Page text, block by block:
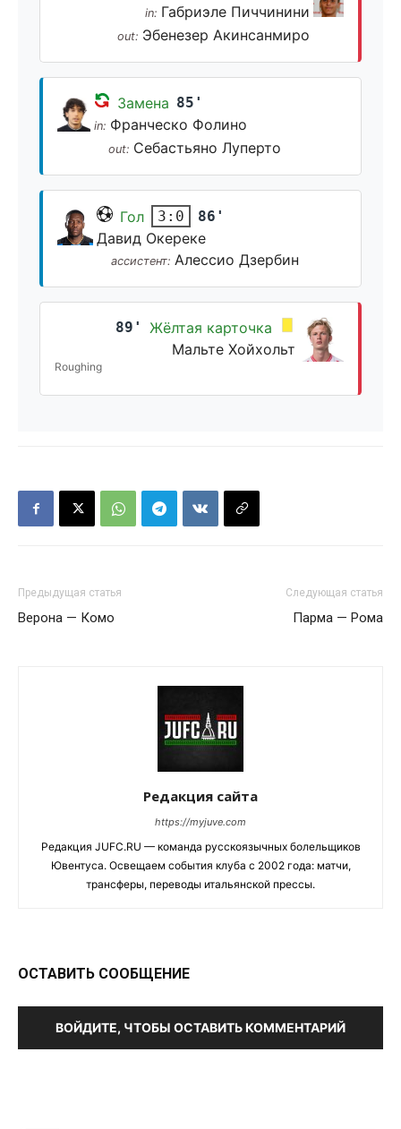
in: Габриэле Пиччинини
out: Эбенезер Акинсанмиро
Замена 85'
in: Франческо Фолино
out: Себастьяно Луперто
Гол 3:0 86'
Давид Окереке
ассистент:Алессио Дзербин
89'
Жёлтая карточка
Мальте Хойхольт
Roughing
Предыдущая статья
Верона — Комо
Следующая статья
Парма — Рома
Редакция сайта
https://myjuve.com
Редакция JUFC.RU — команда русскоязычных болельщиков
Ювентуса. Освещаем события клуба с 2002 года: матчи,
трансферы, переводы итальянской прессы.
ОСТАВИТЬ СООБЩЕНИЕ
ВОЙДИТЕ, ЧТОБЫ ОСТАВИТЬ КОММЕНТАРИЙ